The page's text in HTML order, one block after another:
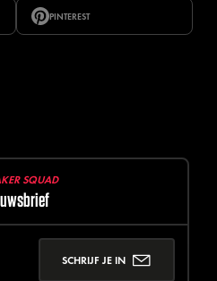
PINTEREST
SQUAD
SCHRIJF JE IN